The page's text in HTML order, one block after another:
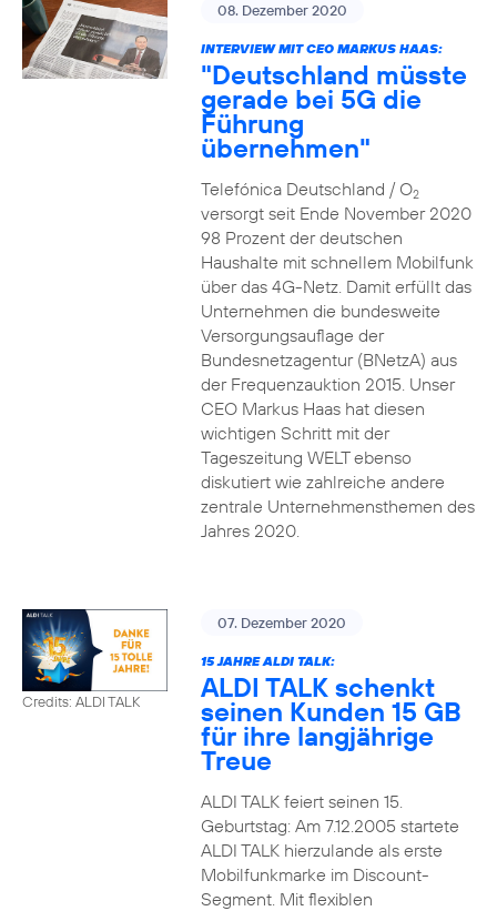
08. Dezember 2020
INTERVIEW MIT CEO MARKUS HAAS:
"Deutschland müsste
gerade bei 5G die
Führung
übernehmen"
Telefónica Deutschland / O2
versorgt seit Ende November 2020
98 Prozent der deutschen
Haushalte mit schnellem Mobilfunk
über das 4G-Netz. Damit erfüllt das
Unternehmen die bundesweite
Versorgungsauflage der
Bundesnetzagentur (BNetzA) aus
der Frequenzauktion 2015. Unser
CEO Markus Haas hat diesen
wichtigen Schritt mit der
Tageszeitung WELT ebenso
diskutiert wie zahlreiche andere
zentrale Unternehmensthemen des
Jahres 2020.
Credits: ALDI TALK
07. Dezember 2020
15 JAHRE ALDI TALK:
ALDI TALK schenkt
seinen Kunden 15 GB
für ihre langjährige
Treue
ALDI TALK feiert seinen 15.
Geburtstag: Am 7.12.2005 startete
ALDI TALK hierzulande als erste
Mobilfunkmarke im Discount-
Segment. Mit flexiblen